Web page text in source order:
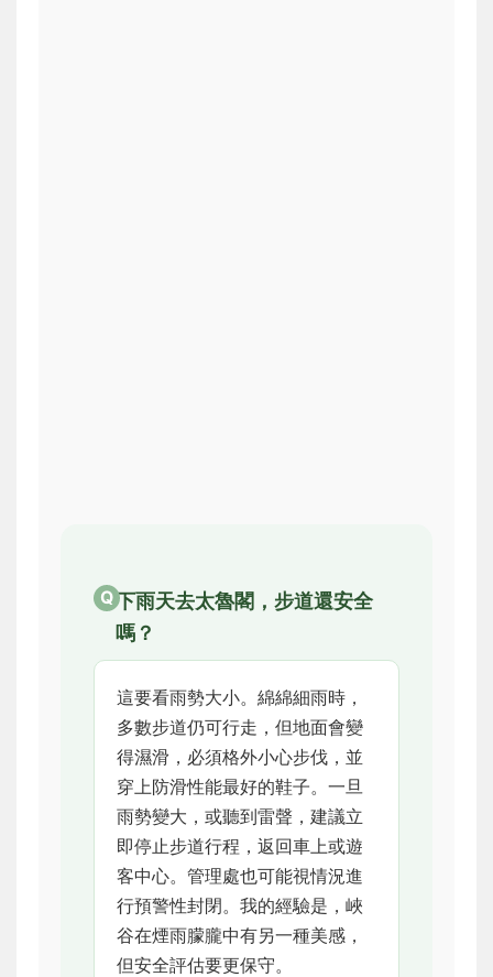
下雨天去太魯閣，步道還安全
嗎？
這要看雨勢大小。綿綿細雨時，
多數步道仍可行走，但地面會變
得濕滑，必須格外小心步伐，並
穿上防滑性能最好的鞋子。一旦
雨勢變大，或聽到雷聲，建議立
即停止步道行程，返回車上或遊
客中心。管理處也可能視情況進
行預警性封閉。我的經驗是，峽
谷在煙雨朦朧中有另一種美感，
但安全評估要更保守。